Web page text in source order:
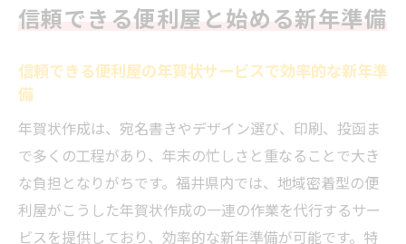
信頼できる便利屋と始める新年準備
信頼できる便利屋の年賀状サービスで効率的な新年準
備
年賀状作成は、宛名書きやデザイン選び、印刷、投函ま
で多くの工程があり、年末の忙しさと重なることで大き
な負担となりがちです。福井県内では、地域密着型の便
利屋がこうした年賀状作成の一連の作業を代行するサー
ビスを提供しており、効率的な新年準備が可能です。特